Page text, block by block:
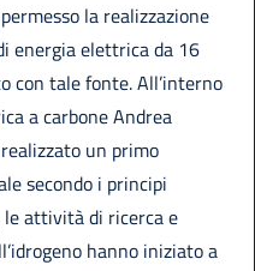
la realizzazione
energia elettrica da 16
con tale fonte. All’interno
a carbone Andrea
un primo
secondo i principi
le attività di ricerca e
hanno iniziato a